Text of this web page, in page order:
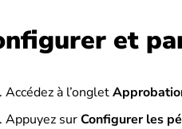
et
Accédez à l’onglet
Appuyez surConfigurer les